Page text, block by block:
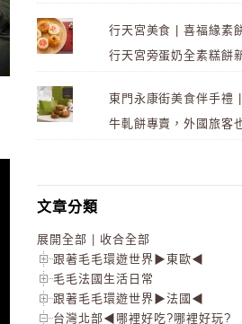
行天宮美食 | 喜福緣素
行天宮旁蛋奶全素糕餅
東門永康街美食伴手禮
牛軋餅專賣，外國旅客
文章分類
展開全部
收合全部
跟著毛毛環遊世界▶東歐◀
毛毛法國生活日常
跟著毛毛環遊世界▶法國◀
台灣北部◀哪裡好吃?哪裡好玩?